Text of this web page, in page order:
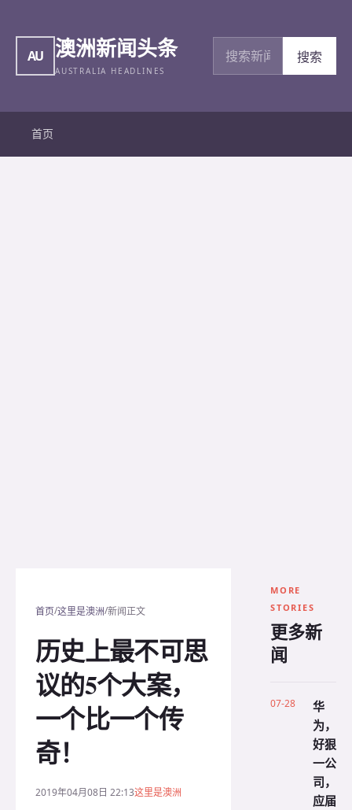
AU 澳洲新闻头条
AUSTRALIA HEADLINES
搜索新闻
搜索
首页
首页/这里是澳洲/新闻正文
历史上最不可思
议的5个大案，
一个比一个传
奇！
2019年04月08日 22:13这里是澳洲
MORE
STORIES
更多新
闻
07-28
华
为，
好狠
一公
司，
应届